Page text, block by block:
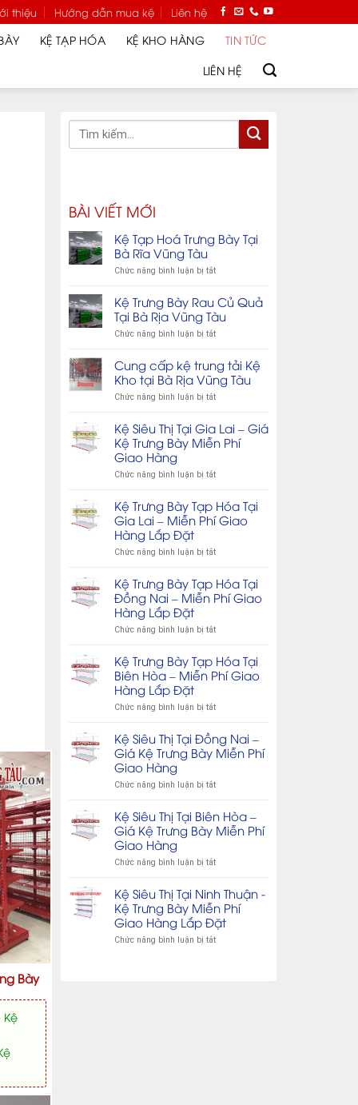
thiệu Hướng dẫn mua kệ Liên hệ
KỆ TẠP HÓA KỆ KHO HÀNG
TIN TỨC
LIÊN HỆ
Bày
Kệ
BÀI VIẾT MỚI
Kệ Tạp Hoá Trưng Bày Tại
Bà Rĩa Vũng Tàu
Chức năng bình luận bị tắtở
Tạp
Hoá
Trưng
Bày
Rĩa
Vũng
Tàu
Kệ Trưng Bày Rau Củ Quả
Tại Bà Rịa Vũng Tàu
Chức năng bình luận bị tắtở
Trưng
Bày
Rau
Củ
Tại
Bà
Rịa
Tàu
Cung cấp kệ trung tải Kệ
Kho tại Bà Rịa Vũng Tàu
Chức năng bình luận bị tắtở
kệ
trung
Kệ
Bà
Rịa
Tàu
Kệ Siêu Thị Tại Gia Lai – Giá
Kệ Trưng Bày Miễn Phí
Giao Hàng
Chức năng bình luận bị tắtở
Siêu
Thị
Tại
Lai
Kệ
Trưng
Miễn
Hàng
Kệ Trưng Bày Tạp Hóa Tại
Gia Lai – Miễn Phí Giao
Hàng Lắp Đặt
Chức năng bình luận bị tắtở
Trưng
Bày
Tạp
Tại
–
Miễn
Giao
Đặt
Kệ Trưng Bày Tạp Hóa Tại
Đồng Nai – Miễn Phí Giao
Hàng Lắp Đặt
Chức năng bình luận bị tắtở
Trưng
Bày
Tạp
Tại
–
Miễn
Giao
Đặt
Kệ Trưng Bày Tạp Hóa Tại
Biên Hòa – Miễn Phí Giao
Hàng Lắp Đặt
Chức năng bình luận bị tắtở
Bày
Tạp
Tại
–
Miễn
Giao
Đặt
Kệ Siêu Thị Tại Đồng Nai –
Giá Kệ Trưng Bày Miễn Phí
Giao Hàng
Chức năng bình luận bị tắtở
Thị
Tại
Nai
Kệ
Trưng
Bày
Miễn
Kệ Siêu Thị Tại Biên Hòa –
Giá Kệ Trưng Bày Miễn Phí
Giao Hàng
Chức năng bình luận bị tắtở
Thị
Tại
Biên
Hòa
Kệ Siêu Thị Tại Ninh Thuận -
Kệ Trưng Bày Miễn Phí
Giao Hàng Lắp Đặt
Chức năng bình luận bị tắtở